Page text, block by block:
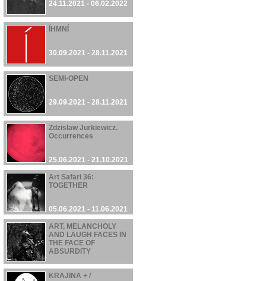
24.11.2021 - 06.02.2022
ÍHMNÍ
30.09.2021 - 28.11.2021
SEMI-OPEN
29.09.2021 - 28.11.2021
Zdzisław Jurkiewicz.
Occurrences
25.06.2021 - 21.10.2021
Art Safari 36:
TOGETHER
05.06.2021 - 11.06.2021
ART, MELANCHOLY
AND LAUGH FACES IN
THE FACE OF
ABSURDITY
22.05.2021 - 03.10.2021
KRAJINA + /